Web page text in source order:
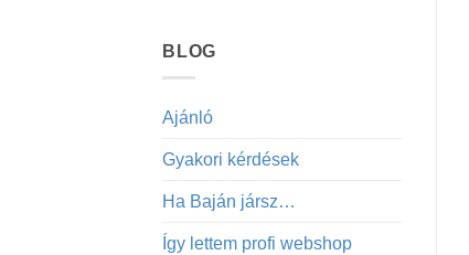
BLOG
Ajánló
Gyakori kérdések
Ha Baján jársz…
Így lettem profi webshop